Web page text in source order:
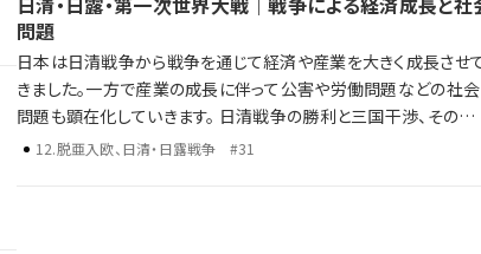
化とともに協調路線は行き詰まっていきます。 \ 激動の時代、大正
デモクラシーの光と影を、ラジレキが独自解説します。
問題
日本は日清戦争から戦争を通じて経済や産業を大きく成長させ
きました。一方で産業の成長に伴って公害や労働問題などの社会
問題も顕在化していきます。 日清戦争の勝利と三国干渉、その後の
日露戦争 第一次世界大戦による日本の国際的影響力の高まり 戦
12.脱亜入欧、日清・日露戦争 #31